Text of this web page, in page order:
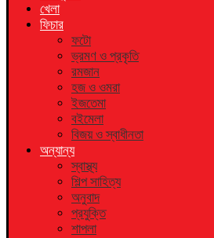
খেলা
ফিচার
ফটো
ভ্রমণ ও প্রকৃতি
রমজান
হজ ও ওমরা
ইজতেমা
বইমেলা
বিজয় ও স্বাধীনতা
অন্যান্য
স্বাস্থ্য
শিল্প সাহিত্য
অনুবাদ
প্রযুক্তি
শাপলা